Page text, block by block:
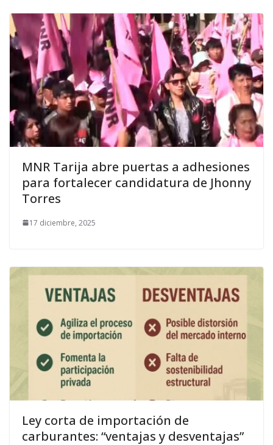
MNR Tarija abre puertas a adhesiones
para fortalecer candidatura de Jhonny
Torres
17 diciembre, 2025
Ley corta de importación de
carburantes: “ventajas y desventajas”